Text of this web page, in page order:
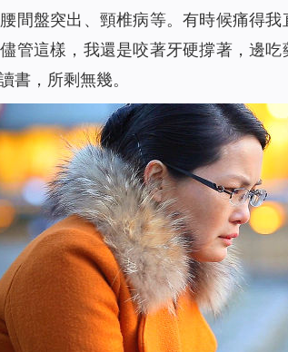
如何對待聖經預言（有聲讀物）
服穿的心意是什么（有聲讀物）
涼的問題還是沒有得到解決（有聲讀物）
罪的人能進天國嗎 （有聲讀物）
主的回應嗎（有聲讀物）
聲讀物）
年近70歲基督徒的演員經歷（有聲讀物）
的啟發（有聲讀物）
喻中看到神對人類的愛惜（有聲讀物）
⋯⋯（有聲讀物）
了希望之光？(有聲讀物)
平安回家？（有聲讀物）
間盤突出、頸椎病等。有時候痛得
管這樣，我還是咬著牙硬撐著，邊
書，所剩無幾。